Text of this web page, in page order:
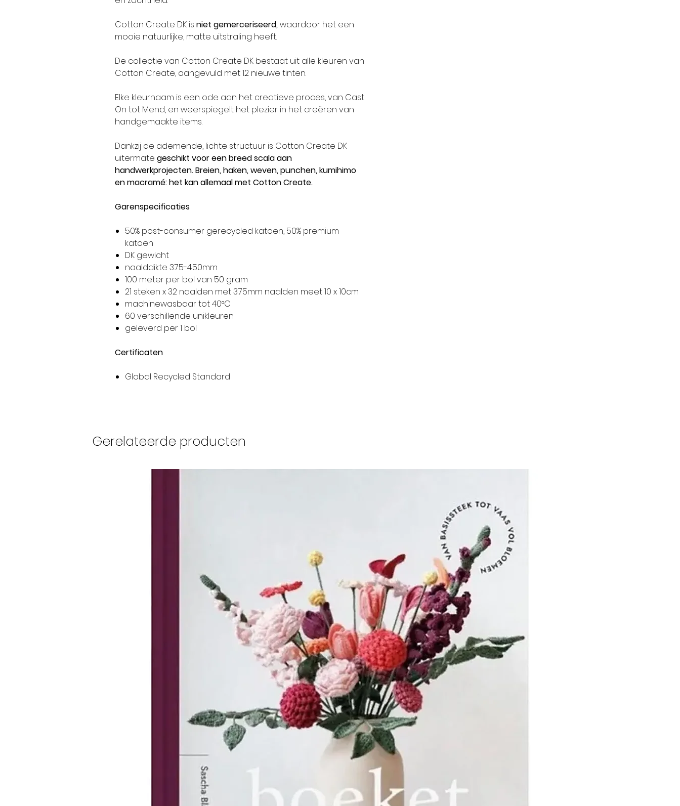
Cotton Create DK is niet gemerceriseerd,waardoor het een
mooie natuurlijke, matte uitstraling heeft.
De collectie van Cotton Create DK bestaat uit alle kleuren van
Cotton Create, aangevuld met 12 nieuwe tinten.
Elke kleurnaam is een ode aan het creatieve proces, van Cast
On tot Mend, en weerspiegelt het plezier in het creëren van
handgemaakte items.
Dankzij de ademende, lichte structuur is Cotton Create DK
uitermate geschikt voor een breed scala aan
handwerkprojecten. Breien, haken, weven, punchen, kumihimo
en macramé: het kan allemaal met Cotton Create.
Garenspecificaties
50% post-consumer gerecycled katoen, 50% premium
katoen
DK gewicht
naalddikte 3.75-4.50mm
100 meter per bol van 50 gram
21 steken x 32 naalden met 3.75mm naalden meet 10 x 10cm
machinewasbaar tot 40°C
60 verschillende unikleuren
geleverd per 1 bol
Certificaten
Global Recycled Standard
Gerelateerde producten